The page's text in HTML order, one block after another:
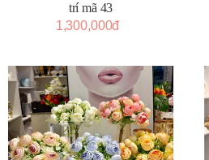
trí mã 43
1,300,000đ